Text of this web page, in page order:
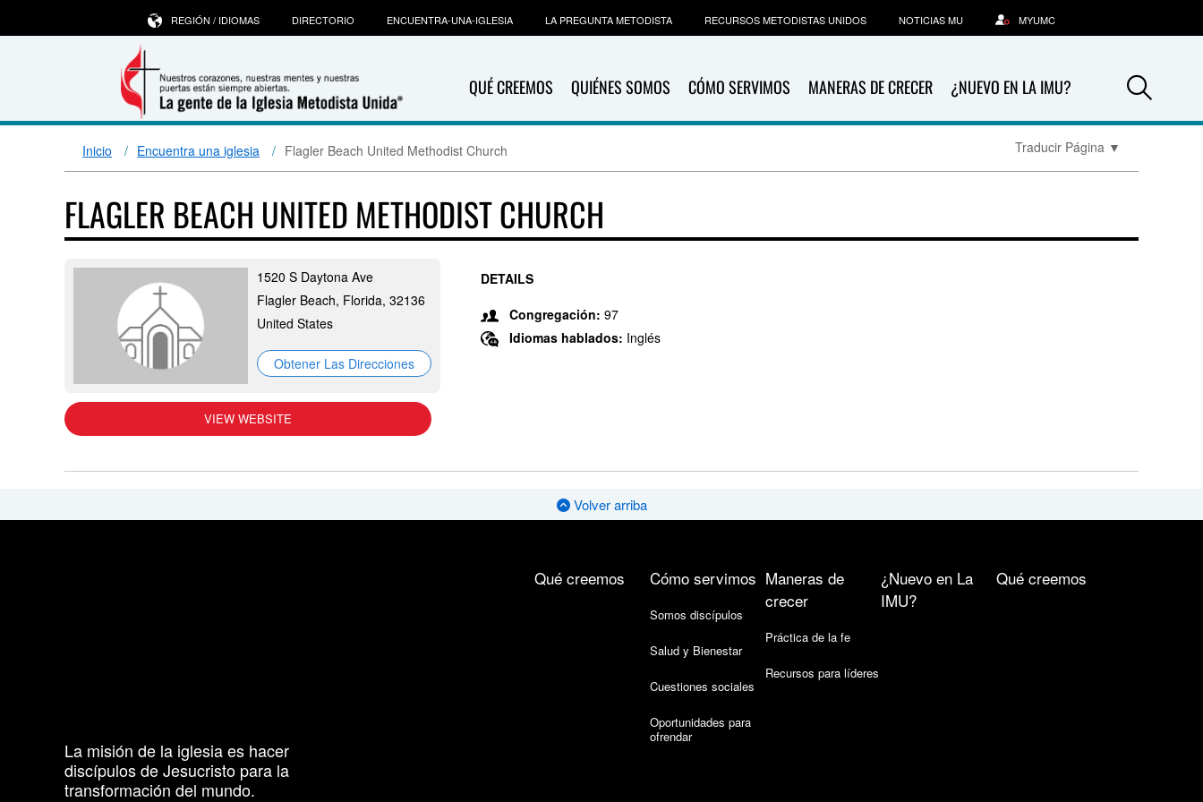
QUÉ CREEMOS QUIÉNES SOMOS CÓMO SERVIMOS MANERAS DE CRECER ¿NUEVO EN LA IMU?
REGIÓN / IDIOMAS DIRECTORIO ENCUENTRA-UNA-IGLESIA LA PREGUNTA METODISTA RECURSOS METODISTAS UNIDOS NOTICIAS MU MYUMC
Inicio Encuentra una iglesia Flagler Beach United Methodist Church Traducir Página ▼
FLAGLER BEACH UNITED METHODIST CHURCH
1520 S Daytona Ave
Flagler Beach, Florida, 32136
United States
Obtener Las Direcciones
VIEW WEBSITE
DETAILS
Congregación: 97
Idiomas hablados: Inglés
Volver arriba
La misión de la iglesia es hacer
discípulos de Jesucristo para la
transformación del mundo.
Qué creemos Cómo servimos
Somos discípulos
Salud y Bienestar
Cuestiones sociales
Oportunidades para
ofrendar
Maneras de
crecer
Práctica de la fe
Recursos para líderes
¿Nuevo en La
IMU?
Qué creemos